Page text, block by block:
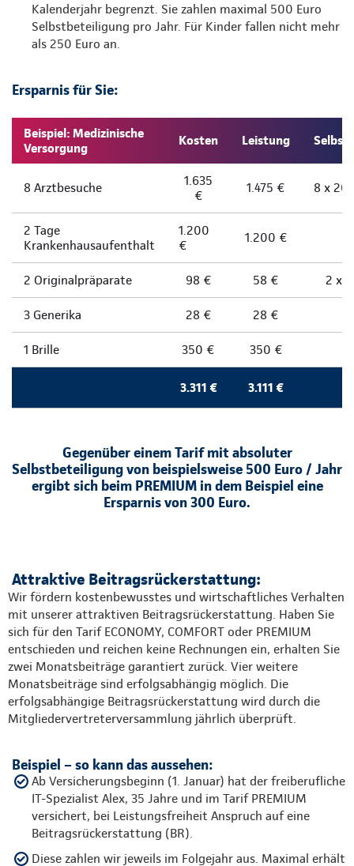
Kalenderjahr begrenzt. Sie zahlen maximal 500 Euro
Selbstbeteiligung pro Jahr. Für Kinder fallen nicht mehr
als 250 Euro an.
Ersparnis für Sie:
Beispiel: Medizinische
Versorgung
Kosten Leistung
8 Arztbesuche
1.635
€
1.475 € 8 x 20
2 Tage
Krankenhausaufenthalt
1.200
€
1.200 €
2 Originalpräparate 98 € 58 € 2 x
3 Generika 28 € 28 €
1 Brille 350 € 350 €
3.311 € 3.111 €
Gegenüber einem Tarif mit absoluter
Selbstbeteiligung von beispielsweise 500 Euro / Jahr
ergibt sich beim PREMIUM in dem Beispiel eine
Ersparnis von 300 Euro.
Attraktive Beitragsrückerstattung:
Wir fördern kostenbewusstes und wirtschaftliches Verhalten
mit unserer attraktiven Beitragsrückerstattung. Haben Sie
sich für den Tarif ECONOMY, COMFORT oder PREMIUM
entschieden und reichen keine Rechnungen ein, erhalten Sie
zwei Monatsbeiträge garantiert zurück. Vier weitere
Monatsbeiträge sind erfolgsabhängig möglich. Die
erfolgsabhängige Beitragsrückerstattung wird durch die
Mitgliedervertreterversammlung jährlich überprüft.
Beispiel – so kann das aussehen:
Ab Versicherungsbeginn (1. Januar) hat der freiberufliche
IT-Spezialist Alex, 35 Jahre und im Tarif PREMIUM
versichert, bei Leistungsfreiheit Anspruch auf eine
Beitragsrückerstattung (BR).
Diese zahlen wir jeweils im Folgejahr aus. Maximal erhält